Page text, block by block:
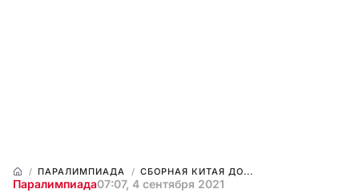
ПАРАЛИМПИАДА СБОРНАЯ КИТАЯ ДО...
Паралимпиада07:07, 4 сентября 2021